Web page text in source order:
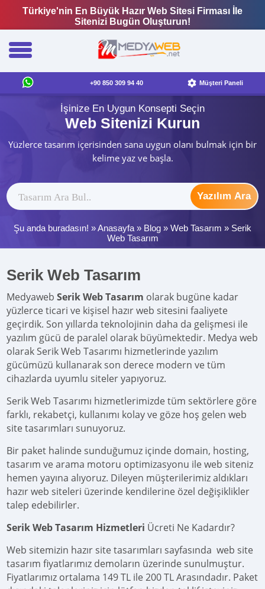
Türkiye'nin En Büyük Hazır Web Sitesi Firması İle
Sitenizi Bugün Oluşturun!
+90 850 309 94 40 Müşteri Paneli
İşinize En Uygun Konsepti Seçin
Web Sitenizi Kurun
Yüzlerce tasarım içerisinden sana uygun olanı bulmak için bir
kelime yaz ve başla.
Yazılım Ara
Şu anda buradasın! »Anasayfa » Blog » Web Tasarım » Serik
Web Tasarım
Serik Web Tasarım
MedyawebSerik Web Tasarım olarak bugüne kadar
yüzlerce ticari ve kişisel hazır web sitesini faaliyete
geçirdik. Son yıllarda teknolojinin daha da gelişmesi ile
yazılım gücü de paralel olarak büyümektedir. Medya web
olarak Serik Web Tasarımı hizmetlerinde yazılım
gücümüzü kullanarak son derece modern ve tüm
cihazlarda uyumlu siteler yapıyoruz.
Serik Web Tasarımı hizmetlerimizde tüm sektörlere göre
farklı, rekabetçi, kullanımı kolay ve göze hoş gelen web
site tasarımları sunuyoruz.
Bir paket halinde sunduğumuz içinde domain, hosting,
tasarım ve arama motoru optimizasyonu ile web siteniz
hemen yayına alıyoruz. Dileyen müşterilerimiz aldıkları
hazır web siteleri üzerinde kendilerine özel değişiklikler
talep edebilirler.
Serik Web Tasarım Hizmetleri Ücreti Ne Kadardır?
Web sitemizin hazır site tasarımları sayfasında web site
tasarım fiyatlarımız demoların üzerinde sunulmuştur.
Fiyatlarımız ortalama 149 TL ile 200 TL Arasındadır. Paket